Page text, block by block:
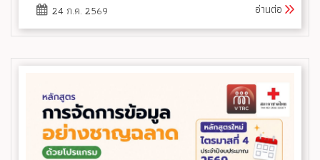
24 ก.ค. 2569 อ่านต่อ